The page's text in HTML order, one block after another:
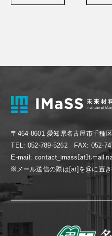
〒464-8601 愛知県名古屋市千種
TEL: 052-789-5262 FAX: 052-
E-mail:
※メール送信の際は[at]を@に置き